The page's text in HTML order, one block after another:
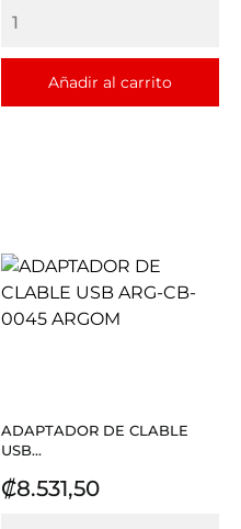
Añadir al carrito
ADAPTADOR DE CLABLE
USB...
Precio
₡8.531,50